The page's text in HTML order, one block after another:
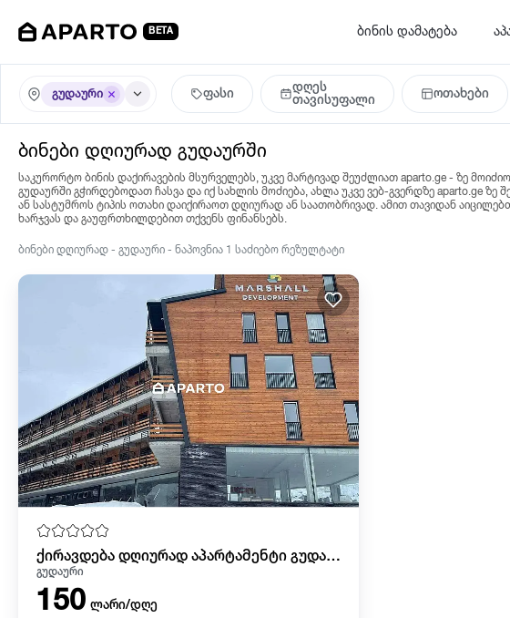
BETA ბინის დამატება
გუდაური ფასი
დღეს
თავისუფალი
ოთახები
ბინები დღიურად გუდაურში
საკურორტო ბინის დაქირავების მსურველებს, უკვე მარტივად შეუძლიათ aparto.ge - ზე
გუდაურში გჭირდებოდათ ჩასვა და იქ სახლის მოძიება, ახლა უკვე ვებ-გვერდზე aparto.ge ზე
ან სასტუმროს ტიპის ოთახი დაიქირაოთ დღიურად ან საათობრივად. ამით თავიდან
ხარჯვას და გაუფრთხილდებით თქვენს ფინანსებს.
ბინები დღიურად - გუდაური - ნაპოვნია 1 საძიებო რეზულტატი
ქირავდება დღიურად აპარტამენტი გუდარში მარშალის
გუდაური
150 ლარი/დღე